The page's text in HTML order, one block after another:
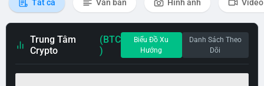
Tất cả Văn bản Hình ảnh Video
Trung Tâm
Crypto
(BTC
)
Biểu Đồ Xu
Hướng
Danh Sách Theo
Dõi